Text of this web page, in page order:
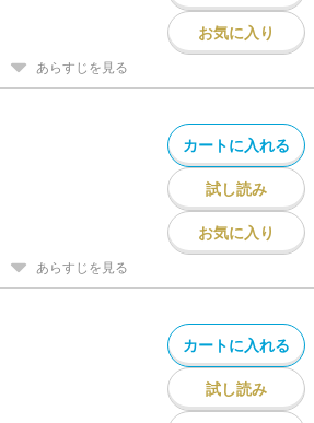
お気に入り
あらすじを見る
カートに入れる
試し読み
お気に入り
あらすじを見る
カートに入れる
試し読み